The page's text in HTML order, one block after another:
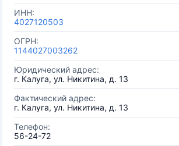
ИНН:
4027120503
ОГРН:
1144027003262
Юридический адрес:
г. Калуга, ул. Никитина, д. 13
Фактический адрес:
г. Калуга, ул. Никитина, д. 13
Телефон:
56-24-72